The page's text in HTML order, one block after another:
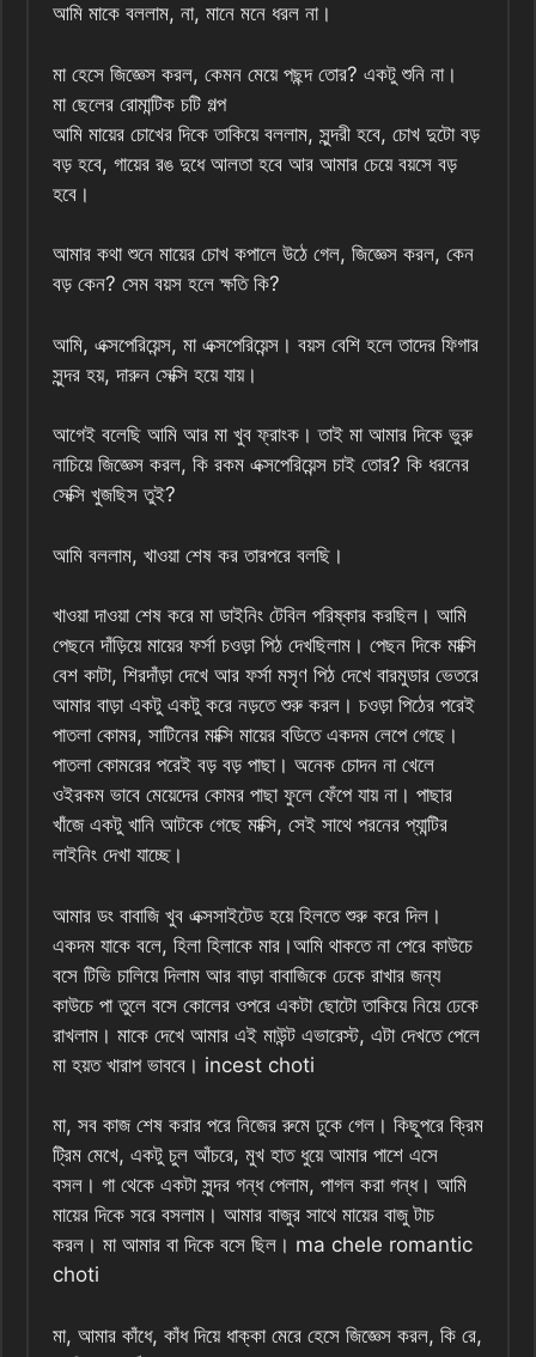
আমি মাকে বললাম, না, মানে মনে ধরল না।
মা হেসে জিজ্ঞেস করল, কেমন মেয়ে পছন্দ তোর? একটু শুনি না।
মা ছেলের রোমান্টিক চটি গল্প
আমি মায়ের চোখের দিকে তাকিয়ে বললাম, সুন্দরী হবে, চোখ দুটো বড়
বড় হবে, গায়ের রঙ দুধে আলতা হবে আর আমার চেয়ে বয়সে বড়
হবে।
আমার কথা শুনে মায়ের চোখ কপালে উঠে গেল, জিজ্ঞেস করল, কেন
বড় কেন? সেম বয়স হলে ক্ষতি কি?
আমি, এক্সপেরিয়েন্স, মা এক্সপেরিয়েন্স। বয়স বেশি হলে তাদের ফিগার
সুন্দর হয়, দারুন সেক্সি হয়ে যায়।
আগেই বলেছি আমি আর মা খুব ফ্রাংক। তাই মা আমার দিকে ভুরু
নাচিয়ে জিজ্ঞেস করল, কি রকম এক্সপেরিয়েন্স চাই তোর? কি ধরনের
সেক্সি খুজছিস তুই?
আমি বললাম, খাওয়া শেষ কর তারপরে বলছি।
খাওয়া দাওয়া শেষ করে মা ডাইনিং টেবিল পরিষ্কার করছিল। আমি
পেছনে দাঁড়িয়ে মায়ের ফর্সা চওড়া পিঠ দেখছিলাম। পেছন দিকে মাক্সি
বেশ কাটা, শিরদাঁড়া দেখে আর ফর্সা মসৃণ পিঠ দেখে বারমুডার ভেতরে
আমার বাড়া একটু একটু করে নড়তে শুরু করল। চওড়া পিঠের পরেই
পাতলা কোমর, সাটিনের মাক্সি মায়ের বডিতে একদম লেপে গেছে।
পাতলা কোমরের পরেই বড় বড় পাছা। অনেক চোদন না খেলে
ওইরকম ভাবে মেয়েদের কোমর পাছা ফুলে ফেঁপে যায় না। পাছার
খাঁজে একটু খানি আটকে গেছে মাক্সি, সেই সাথে পরনের প্যান্টির
লাইনিং দেখা যাচ্ছে।
আমার ডং বাবাজি খুব এক্সসাইটেড হয়ে হিলতে শুরু করে দিল।
একদম যাকে বলে, হিলা হিলাকে মার।আমি থাকতে না পেরে কাউচে
বসে টিভি চালিয়ে দিলাম আর বাড়া বাবাজিকে ঢেকে রাখার জন্য
কাউচে পা তুলে বসে কোলের ওপরে একটা ছোটো তাকিয়ে নিয়ে ঢেকে
রাখলাম। মাকে দেখে আমার এই মাউন্ট এভারেস্ট, এটা দেখতে পেলে
মা হয়ত খারাপ ভাববে। incest choti
মা, সব কাজ শেষ করার পরে নিজের রুমে ঢুকে গেল। কিছুপরে ক্রিম
ট্রিম মেখে, একটু চুল আঁচরে, মুখ হাত ধুয়ে আমার পাশে এসে
বসল। গা থেকে একটা সুন্দর গন্ধ পেলাম, পাগল করা গন্ধ। আমি
মায়ের দিকে সরে বসলাম। আমার বাজুর সাথে মায়ের বাজু টাচ
করল। মা আমার বা দিকে বসে ছিল। ma chele romantic
choti
মা, আমার কাঁধে, কাঁধ দিয়ে ধাক্কা মেরে হেসে জিজ্ঞেস করল, কি রে,